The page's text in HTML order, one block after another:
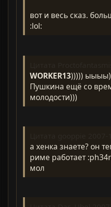
вот и весь сказ.
:lol:
WORKER13)))))
Пушкина ещё со
молодости)))
а хенка знаете? он
риме работает
мол